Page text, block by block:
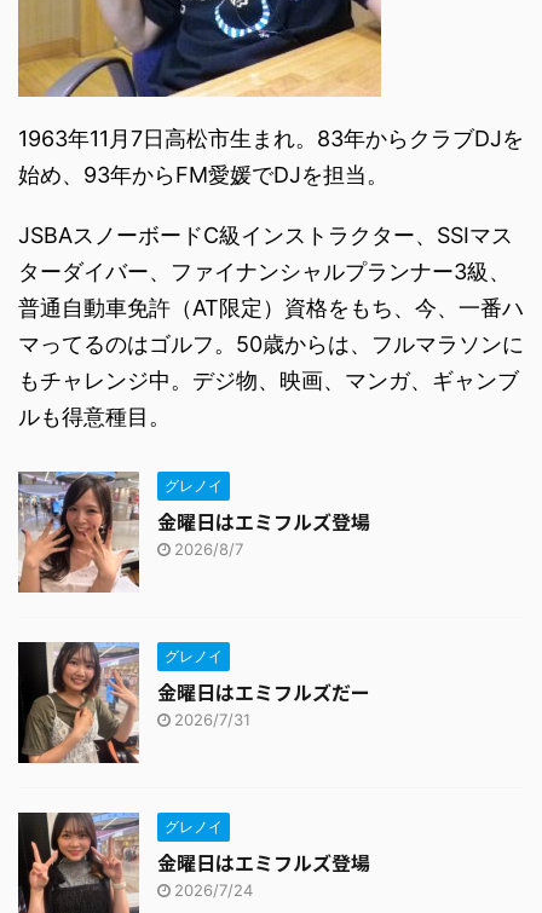
1963年11月7日高松市生まれ。83年からクラブDJを
始め、93年からFM愛媛でDJを担当。
JSBAスノーボードC級インストラクター、SSIマス
ターダイバー、ファイナンシャルプランナー3級、
普通自動車免許（AT限定）資格をもち、今、一番ハ
マってるのはゴルフ。50歳からは、フルマラソンに
もチャレンジ中。デジ物、映画、マンガ、ギャンブ
ルも得意種目。
グレノイ
金曜日はエミフルズ登場
2026/8/7
グレノイ
金曜日はエミフルズだー
2026/7/31
グレノイ
金曜日はエミフルズ登場
2026/7/24